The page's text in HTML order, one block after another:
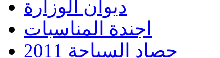
ديوان الوزارة
اجندة المناسبات
حصاد السياحة 2011